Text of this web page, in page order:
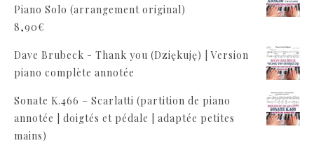
Piano Solo (arrangement original)
8,90€
Dave Brubeck - Thank you (Dziękuję) | Version
piano complète annotée
Sonate K.466 – Scarlatti (partition de piano
annotée | doigtés et pédale | adaptée petites
mains)